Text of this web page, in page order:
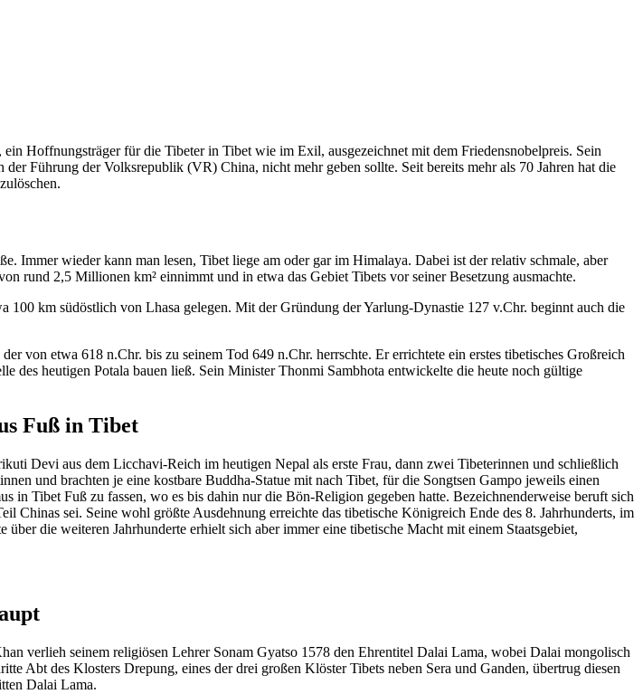
Hoffnungsträger für die Tibeter in Tibet wie im Exil, ausgezeichnet mit dem Friedensnobelpreis. Sein
Führung der Volksrepublik (VR) China, nicht mehr geben sollte. Seit bereits mehr als 70 Jahren hat die
Immer wieder kann man lesen, Tibet liege am oder gar im Himalaya. Dabei ist der relativ schmale, aber
rund 2,5 Millionen km² einnimmt und in etwa das Gebiet Tibets vor seiner Besetzung ausmachte.
km südöstlich von Lhasa gelegen. Mit der Gründung der Yarlung-Dynastie 127 v.Chr. beginnt auch die
von etwa 618 n.Chr. bis zu seinem Tod 649 n.Chr. herrschte. Er errichtete ein erstes tibetisches Großreich
des heutigen Potala bauen ließ. Sein Minister Thonmi Sambhota entwickelte die heute noch gültige
Fuß in Tibet
Devi aus dem Licchavi-Reich im heutigen Nepal als erste Frau, dann zwei Tibeterinnen und schließlich
und brachten je eine kostbare Buddha-Statue mit nach Tibet, für die Songtsen Gampo jeweils einen
in Tibet Fuß zu fassen, wo es bis dahin nur die Bön-Religion gegeben hatte. Bezeichnenderweise beruft sich
Chinas sei. Seine wohl größte Ausdehnung erreichte das tibetische Königreich Ende des 8. Jahrhunderts, im
die weiteren Jahrhunderte erhielt sich aber immer eine tibetische Macht mit einem Staatsgebiet,
verlieh seinem religiösen Lehrer Sonam Gyatso 1578 den Ehrentitel Dalai Lama, wobei Dalai mongolisch
Abt des Klosters Drepung, eines der drei großen Klöster Tibets neben Sera und Ganden, übertrug diesen
Dalai Lama.